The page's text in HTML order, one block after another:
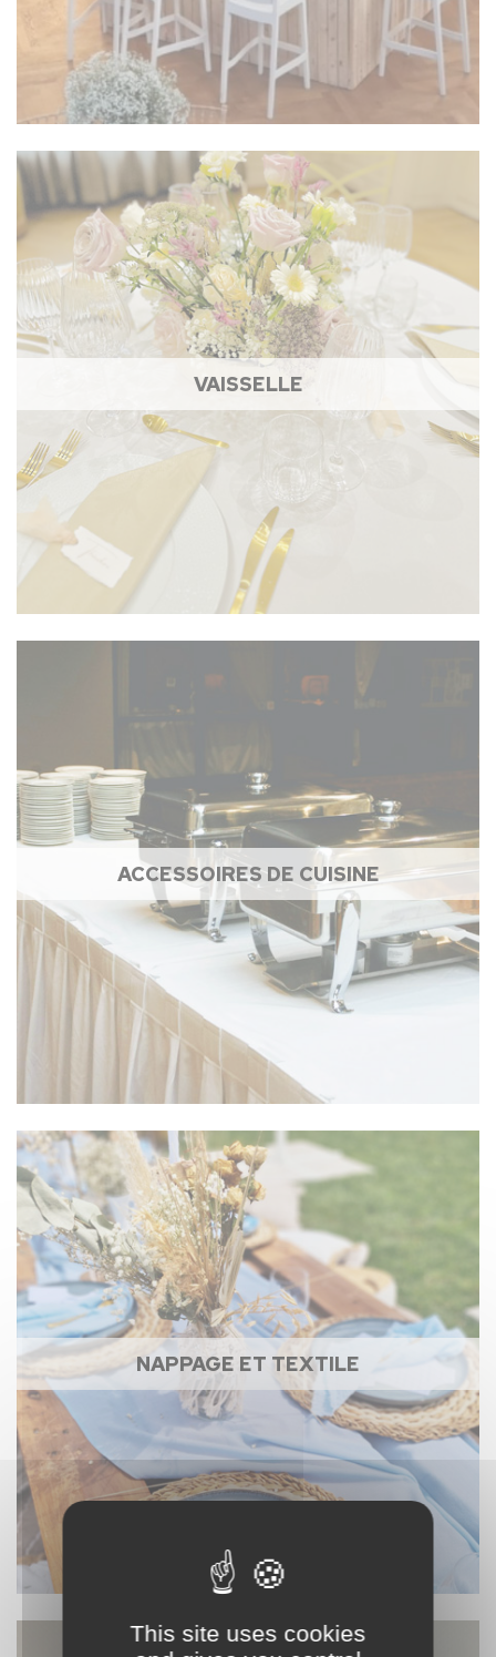
VAISSELLE
ACCESSOIRES DE CUISINE
NAPPAGE ET TEXTILE
This site uses cookies